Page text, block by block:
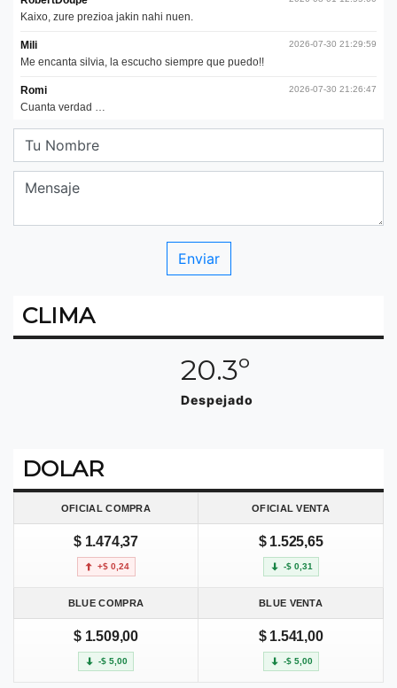
CLIMA
20.3º
Despejado
DOLAR
OFICIAL COMPRA OFICIAL VENTA
$ 1.474,37
+$ 0,24
$ 1.525,65
-$ 0,31
BLUE COMPRA BLUE VENTA
$ 1.509,00
-$ 5,00
$ 1.541,00
-$ 5,00